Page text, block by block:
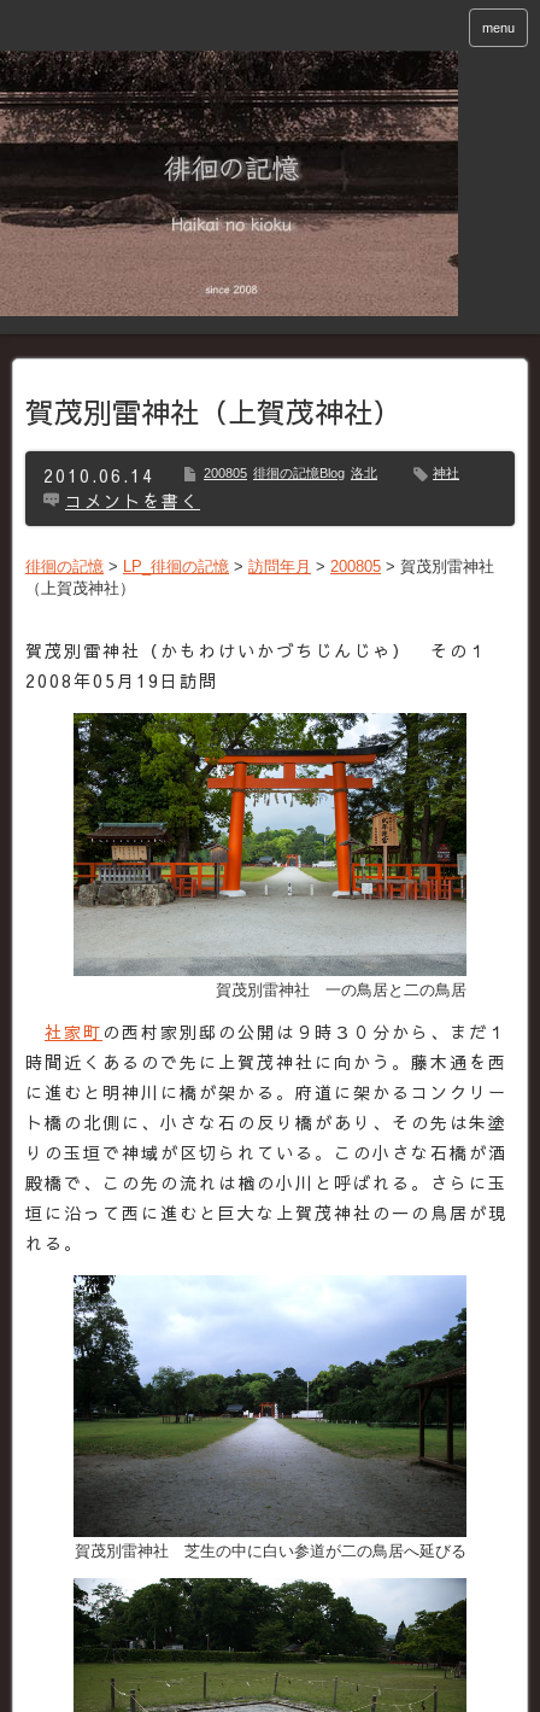
menu
賀茂別雷神社（上賀茂神社）
2010.06.14 200805 徘徊の記憶Blog 洛北 神社
コメントを書く
徘徊の記憶 > LP_徘徊の記憶 > 訪問年月 > 200805 > 賀茂別雷神社
（上賀茂神社）
賀茂別雷神社（かもわけいかづちじんじゃ） その１
2008年05月19日訪問
賀茂別雷神社 一の鳥居と二の鳥居
社家町 の西村家別邸の公開は９時３０分から、まだ１
時間近くあるので先に上賀茂神社に向かう。藤木通を西
に進むと明神川に橋が架かる。府道に架かるコンクリー
ト橋の北側に、小さな石の反り橋があり、その先は朱塗
りの玉垣で神域が区切られている。この小さな石橋が酒
殿橋で、この先の流れは楢の小川と呼ばれる。さらに玉
垣に沿って西に進むと巨大な上賀茂神社の一の鳥居が現
れる。
賀茂別雷神社 芝生の中に白い参道が二の鳥居へ延びる